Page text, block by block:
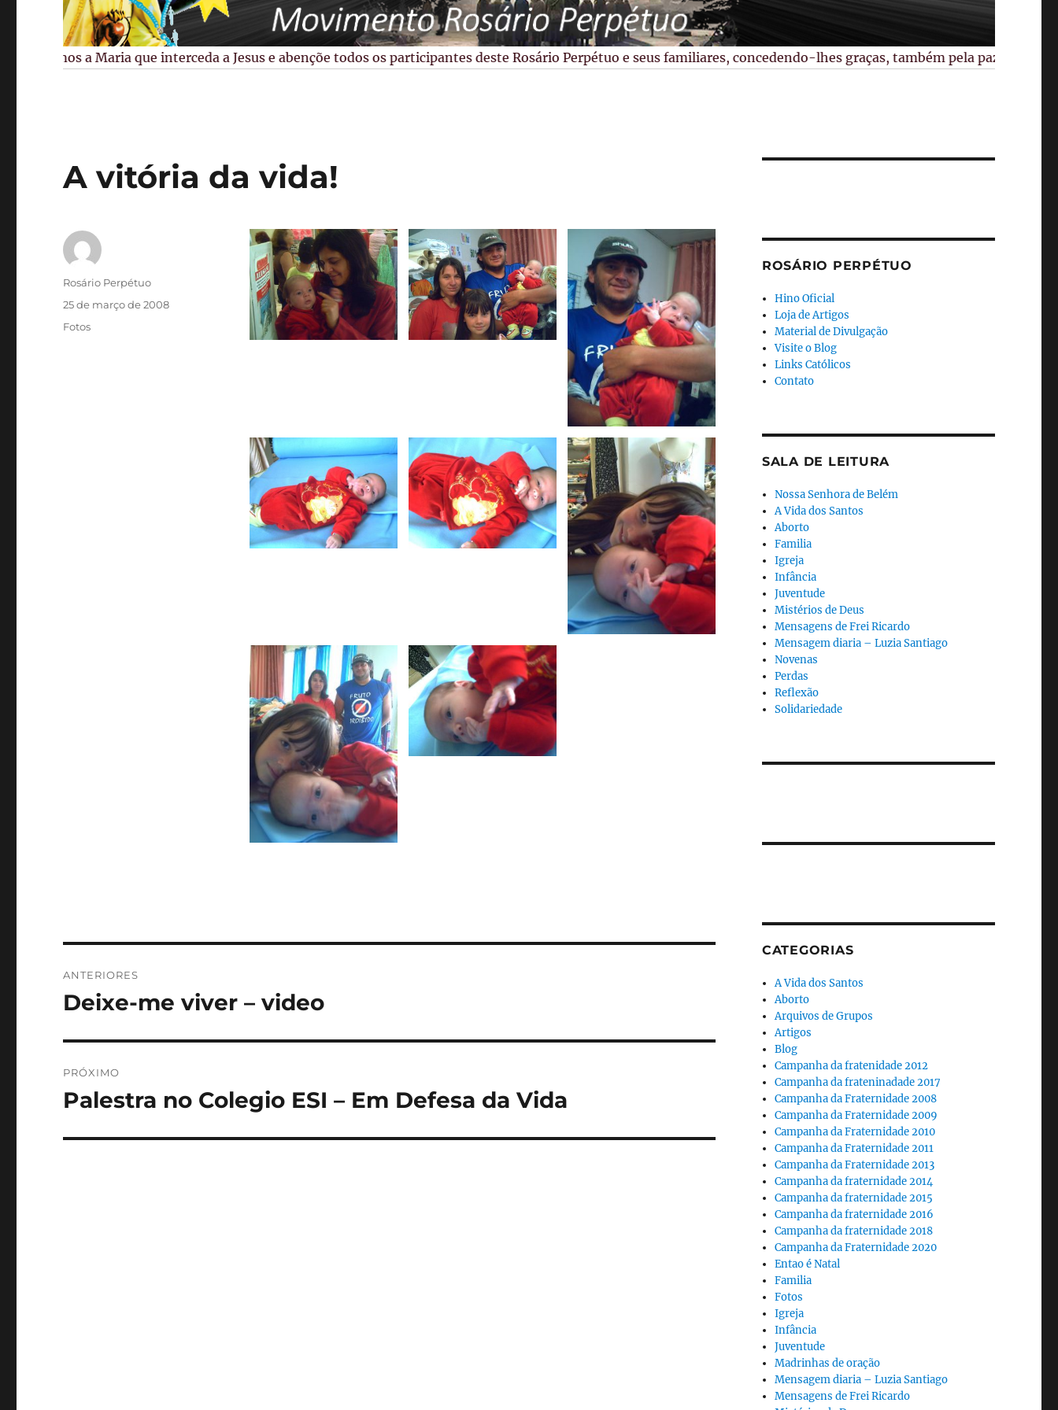
Pedimos a Maria que interceda a Jesus e abençõe todos os participantes deste Rosário Perpétuo e seus familiares, concedendo-lhes graças, também pela paz no
A vitória da vida!
Autor
Rosário Perpétuo
Publicado
25 de março de 2008
Categorias
Fotos
de
ANTERIORES
Post
Deixe-me viver – video
PRÓXIMO
Próximo
Palestra no Colegio ESI – Em Defesa da Vida
ROSÁRIO PERPÉTUO
Hino Oficial
Loja de Artigos
Material de Divulgação
Visite o Blog
Links Católicos
Contato
SALA DE LEITURA
Nossa Senhora de Belém
A Vida dos Santos
Aborto
Familia
Igreja
Infância
Juventude
Mistérios de Deus
Mensagens de Frei Ricardo
Mensagem diaria – Luzia Santiago
Novenas
Perdas
Reflexão
Solidariedade
CATEGORIAS
A Vida dos Santos
Aborto
Arquivos de Grupos
Artigos
Blog
Campanha da fratenidade 2012
Campanha da frateninadade 2017
Campanha da Fraternidade 2008
Campanha da Fraternidade 2009
Campanha da Fraternidade 2010
Campanha da Fraternidade 2011
Campanha da Fraternidade 2013
Campanha da fraternidade 2014
Campanha da fraternidade 2015
Campanha da fraternidade 2016
Campanha da fraternidade 2018
Campanha da Fraternidade 2020
Entao é Natal
Familia
Fotos
Igreja
Infância
Juventude
Madrinhas de oração
Mensagem diaria – Luzia Santiago
Mensagens de Frei Ricardo